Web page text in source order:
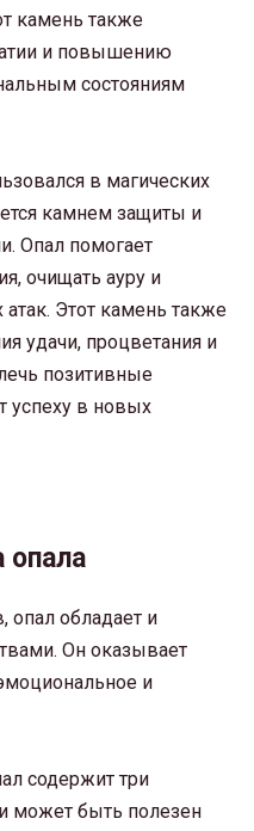
камень также
и повышению
состояниям
в магических
камнем защиты и
Опал помогает
очищать ауру и
Этот камень также
удачи, процветания и
позитивные
успеху в новых
опала
опал обладает и
Он оказывает
и
содержит три
может быть полезен